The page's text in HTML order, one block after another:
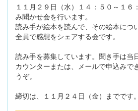
１１月２９日（水）１４：５０～１６
み聞かせ会を行います。
読み手が絵本を読んで、その絵本につ
全員で感想をシェアする会です。
読み手を募集しています。聞き手は当
カウンターまたは、メールで申込みで
うぞ。
締切は、１１月２４日（金）までです。